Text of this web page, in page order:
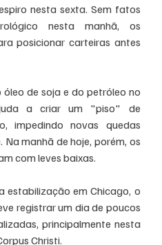
nesta sexta. Sem fatos
nesta manhã, os
posicionar carteiras antes
de soja e do petróleo no
a criar um "piso" de
impedindo novas quedas
manhã de hoje, porém, os
com leves baixas.
estabilização em Chicago, o
registrar um dia de poucos
principalmente nesta
Christi.